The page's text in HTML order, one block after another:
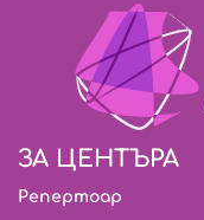
ЗА ЦЕНТЪРА
Репертоар